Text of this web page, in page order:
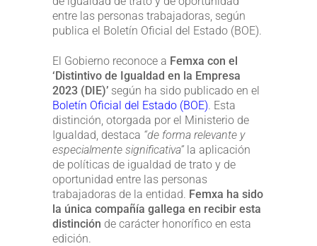
entre las personas trabajadoras, según
publica el Boletín Oficial del Estado (BOE).
El Gobierno reconoce a Femxa con el
‘Distintivo de Igualdad en la Empresa
2023 (DIE)’ según ha sido publicado en el
Boletín Oficial del Estado (BOE). Esta
distinción, otorgada por el Ministerio de
Igualdad, destaca “de forma relevante y
especialmente significativa”la aplicación
de políticas de igualdad de trato y de
oportunidad entre las personas
trabajadoras de la entidad. Femxa ha sido
la única compañía gallega en recibir esta
distinción de carácter honorífico en esta
edición.